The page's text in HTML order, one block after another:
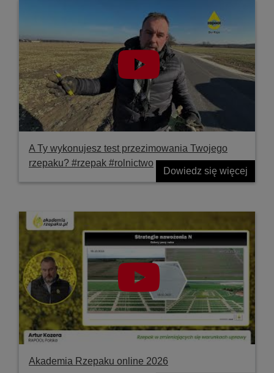
A Ty wykonujesz test przezimowania Twojego
rzepaku? #rzepak #rolnictwo
Dowiedz się więcej
Akademia Rzepaku online 2026